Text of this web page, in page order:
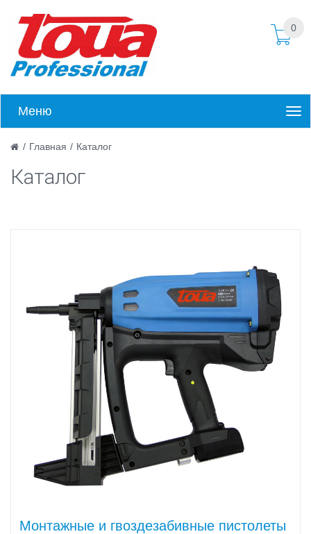
0
Меню
/ Главная / Каталог
Каталог
Монтажные и гвоздезабивные пистолеты